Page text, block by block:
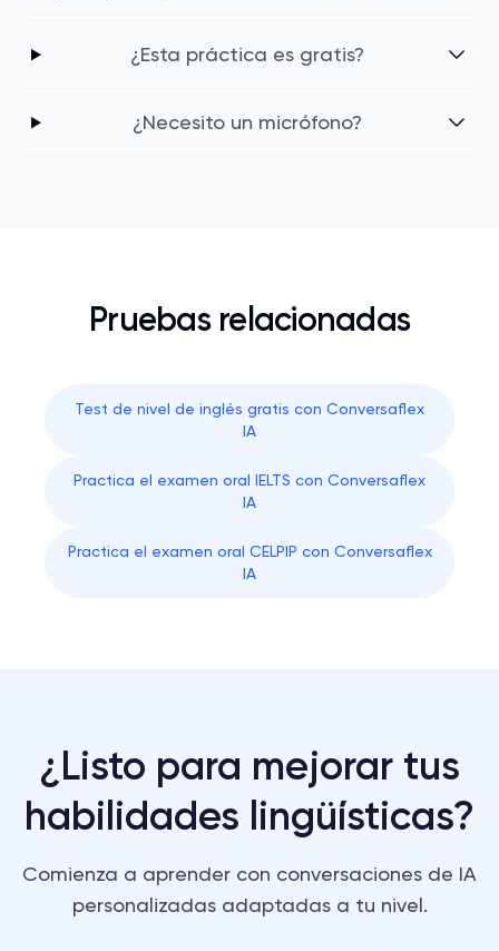
¿Esta práctica es gratis?
¿Necesito un micrófono?
Pruebas relacionadas
Test de nivel de inglés gratis con Conversaflex
IA
Practica el examen oral IELTS con Conversaflex
IA
Practica el examen oral CELPIP con Conversaflex
IA
¿Listo para mejorar tus
habilidades lingüísticas?
Comienza a aprender con conversaciones de IA
personalizadas adaptadas a tu nivel.